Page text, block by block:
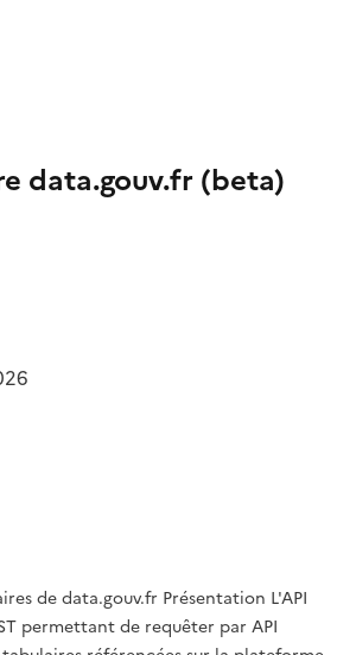
data.gouv.fr (beta)
de data.gouv.fr Présentation L'API
permettant de requêter par API